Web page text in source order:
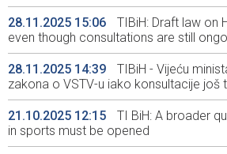
28.11.2025 15:06
TIBiH: Draft law on
even though consultations are still
28.11.2025 14:39
TIBiH - Vijeću
zakona o VSTV-u iako konsultacije još
21.10.2025 12:15
TI BiH: A broader
in sports must be opened